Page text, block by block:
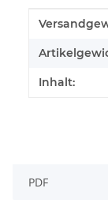
Wert
Inhalt:
PDF